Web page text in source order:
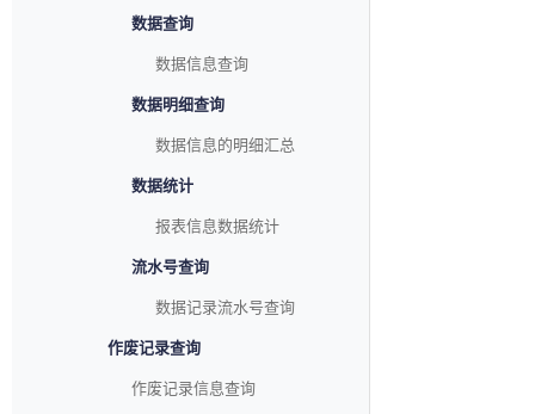
数据查询
数据信息查询
数据明细查询
数据信息的明细汇总
数据统计
报表信息数据统计
流水号查询
数据记录流水号查询
作废记录查询
作废记录信息查询